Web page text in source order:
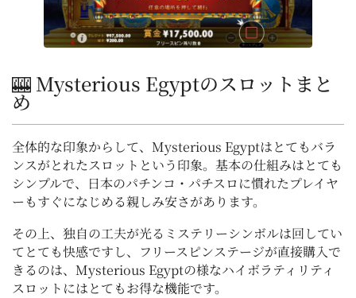
🎰 Mysterious Egyptのスロットまと
め
全体的な印象からして、Mysterious Egyptはとてもバラ
ンスがとれたスロットという印象。基本の仕組みはとても
シンプルで、日本のパチンコ・パチスロに慣れたプレイヤ
ーもすぐになじめる親しみ安さがあります。
その上、独自の工夫が光るミステリーシンボルは回してい
てとても快感ですし、フリースピンステージが直接購入で
きるのは、Mysterious Egyptの様なハイボラティリティ
スロットにはとてもお得な機能です。